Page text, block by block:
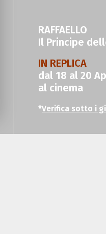
RAFFAELLO
Il Principe
IN REPLICA
dal 18 al 20
al cinema
*Verifica sotto i